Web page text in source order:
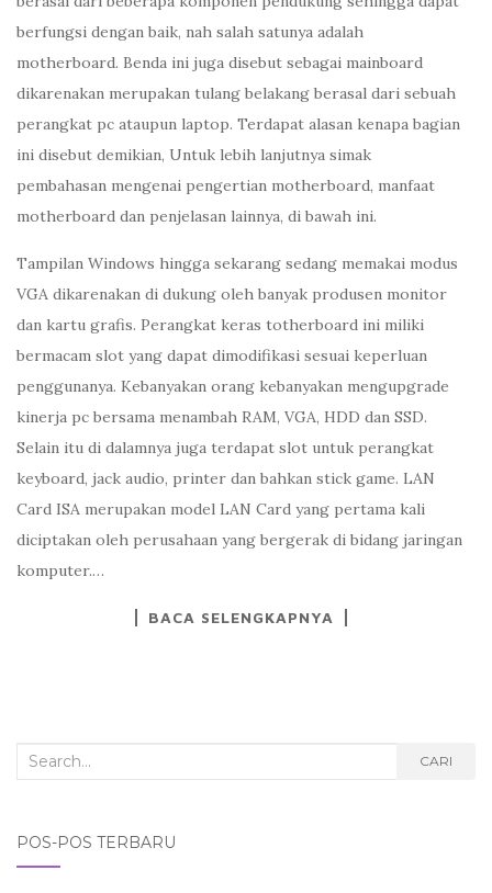
berfungsi dengan baik, nah salah satunya adalah
motherboard. Benda ini juga disebut sebagai mainboard
dikarenakan merupakan tulang belakang berasal dari sebuah
perangkat pc ataupun laptop. Terdapat alasan kenapa bagian
ini disebut demikian, Untuk lebih lanjutnya simak
pembahasan mengenai pengertian motherboard, manfaat
motherboard dan penjelasan lainnya, di bawah ini.
Tampilan Windows hingga sekarang sedang memakai modus
VGA dikarenakan di dukung oleh banyak produsen monitor
dan kartu grafis. Perangkat keras totherboard ini miliki
bermacam slot yang dapat dimodifikasi sesuai keperluan
penggunanya. Kebanyakan orang kebanyakan mengupgrade
kinerja pc bersama menambah RAM, VGA, HDD dan SSD.
Selain itu di dalamnya juga terdapat slot untuk perangkat
keyboard, jack audio, printer dan bahkan stick game. LAN
Card ISA merupakan model LAN Card yang pertama kali
diciptakan oleh perusahaan yang bergerak di bidang jaringan
komputer.…
BACA SELENGKAPNYA
Search
CARI
POS-POS TERBARU